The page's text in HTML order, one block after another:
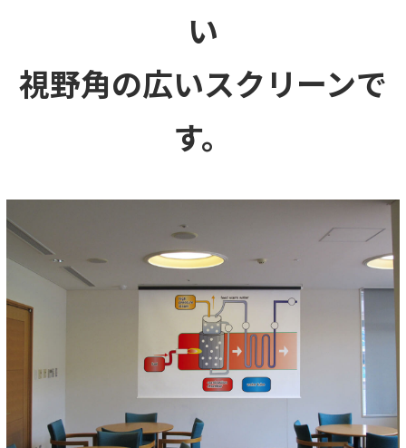
い
視野角の広いスクリーンで
す。